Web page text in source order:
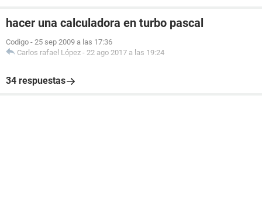
hacer una calculadora en turbo pascal
Codigo - 25 sep 2009 a las 17:36
Carlos rafael López - 22 ago 2017 a las 19:24
34 respuestas